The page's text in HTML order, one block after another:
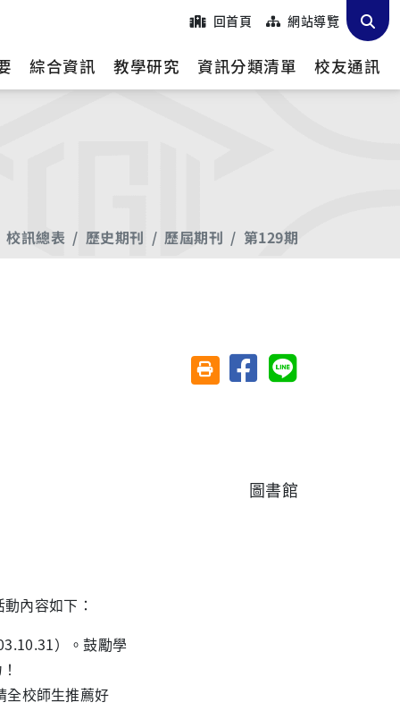
回首頁 網站導覽
綜合資訊 教學研究 資訊分類清單 校友通訊
校訊總表 歷史期刊 歷屆期刊 第129期
友善列印(另開視窗)
分享至臉書分享至 Line
圖書館
內容如下：
）。鼓勵學
全校師生推薦好